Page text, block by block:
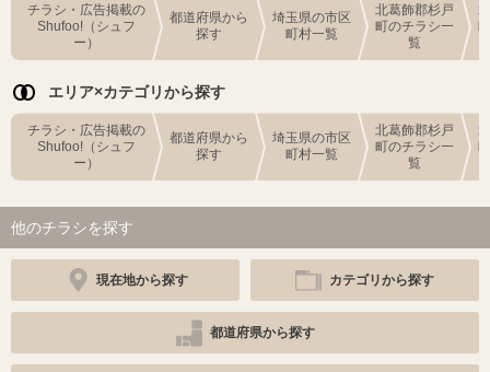
チラシ・広告掲載の
Shufoo!（シュフ
ー）
都道府県から
探す
埼玉県の市区
町村一覧
北葛飾郡杉戸
町のチラシ一
覧
エリア×カテゴリから探す
チラシ・広告掲載の
Shufoo!（シュフ
ー）
都道府県から
探す
埼玉県の市区
町村一覧
北葛飾郡杉戸
町のチラシ一
覧
他のチラシを探す
現在地から探す カテゴリから探す
都道府県から探す